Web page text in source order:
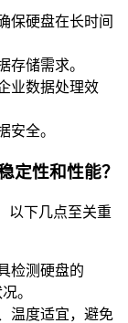
保硬盘在长时间
存储需求。
业数据处理效
安全。
定性和性能？
以下几点至关重
检测硬盘的
。
温度适宜，避免